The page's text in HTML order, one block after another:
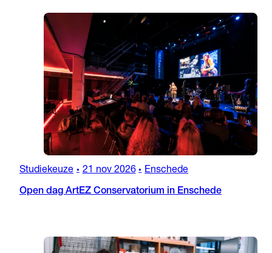
Studiekeuze • 21 nov 2026 • Enschede
Open dag ArtEZ Conservatorium in Enschede